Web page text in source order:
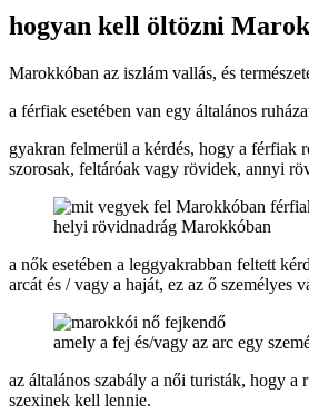
hogyan kell öltözni
Marokkóban az iszlám vallás, és
a férfiak esetében van egy általános
gyakran felmerül a kérdés, hogy a férfiak
szorosak, feltáróak vagy rövidek, annyi
helyi rövidnadrág Marokkóban
a nők esetében a leggyakrabban feltett
arcát és / vagy a haját, ez az ő személyes
amely a fej és/vagy az arc egy
az általános szabály a női turisták, hogy
szexinek kell lennie.